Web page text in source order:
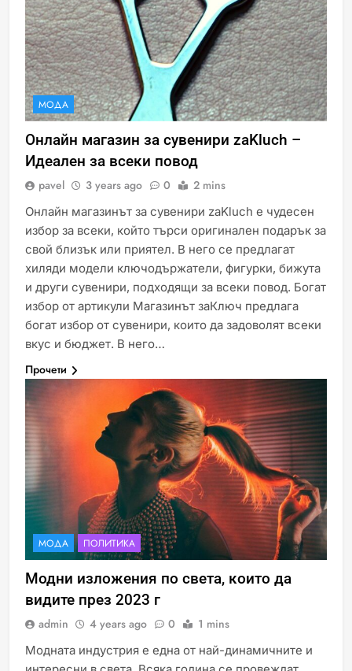
МОДА
Онлайн магазин за сувенири zaKluch –
Идеален за всеки повод
pavel 3 years ago 0 2 mins
Онлайн магазинът за сувенири zaKluch е чудесен
избор за всеки, който търси оригинален подарък за
свой близък или приятел. В него се предлагат
хиляди модели ключодържатели, фигурки, бижута
и други сувенири, подходящи за всеки повод. Богат
избор от артикули Магазинът заКлюч предлага
богат избор от сувенири, които да задоволят всеки
вкус и бюджет. В него…
Прочети
МОДА ПОЛИТИКА
Модни изложения по света, които да
видите през 2023 г
admin 4 years ago 0 1 mins
Модната индустрия е една от най-динамичните и